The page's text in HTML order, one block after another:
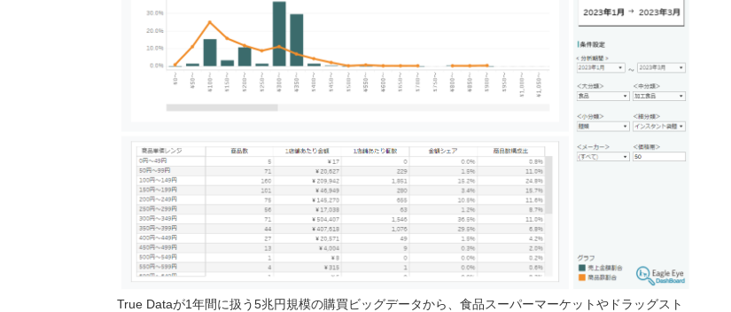
True Dataが1年間に扱う5兆円規模の購買ビッグデータから、食品スーパーマーケットやドラッグスト